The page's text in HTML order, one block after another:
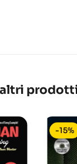
-15%